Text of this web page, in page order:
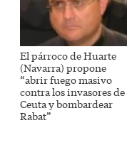
El párroco de Huarte
(Navarra) propone
“abrir fuego masivo
contra los invasores de
Ceuta y bombardear
Rabat”